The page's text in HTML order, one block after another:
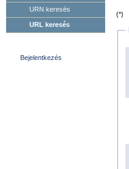
URN keresés
URL keresés
Bejelentkezés
(*)